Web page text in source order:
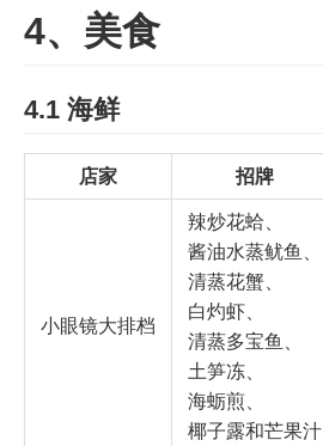
4、美食
4.1 海鲜
店家 招牌
小眼镜大排档
辣炒花蛤、
酱油水蒸鱿鱼、
清蒸花蟹、
白灼虾、
清蒸多宝鱼、
土笋冻、
海蛎煎、
椰子露和芒果汁